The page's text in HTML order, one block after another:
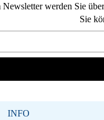
Newsletter werden Sie
Sie
INFO